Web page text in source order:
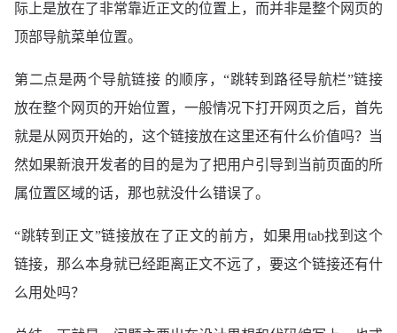
际上是放在了非常靠近正文的位置上，而并非是整个网页的
顶部导航菜单位置。
第二点是两个导航链接 的顺序，“跳转到路径导航栏”链接
放在整个网页的开始位置，一般情况下打开网页之后，首先
就是从网页开始的，这个链接放在这里还有什么价值吗？当
然如果新浪开发者的目的是为了把用户引导到当前页面的所
属位置区域的话，那也就没什么错误了。
“跳转到正文”链接放在了正文的前方，如果用tab找到这个
链接，那么本身就已经距离正文不远了，要这个链接还有什
么用处吗？